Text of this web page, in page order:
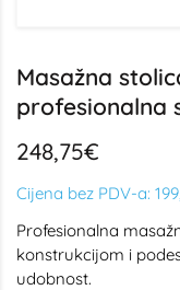
Masažna
profesionalna
248,75€
Cijena bez PDV-a:
Profesionalna
konstrukcijom i
udobnost.